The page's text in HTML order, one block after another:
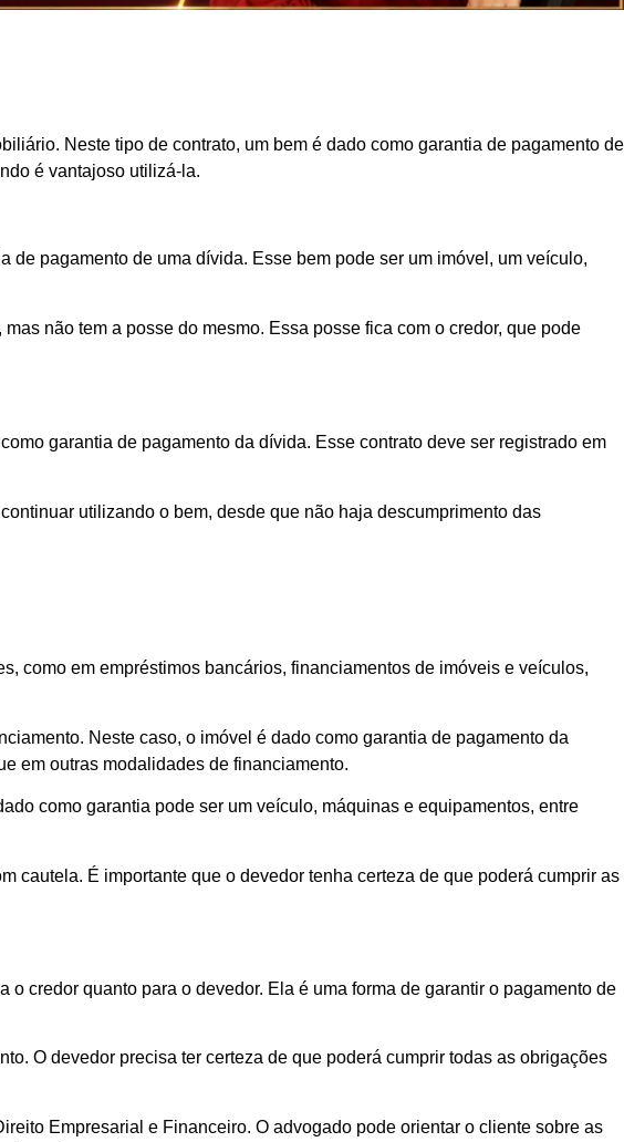
Neste tipo de contrato, um bem é dado como garantia de pagamento de
é vantajoso utilizá-la.
pagamento de uma dívida. Esse bem pode ser um imóvel, um veículo,
não tem a posse do mesmo. Essa posse fica com o credor, que pode
garantia de pagamento da dívida. Esse contrato deve ser registrado em
utilizando o bem, desde que não haja descumprimento das
como em empréstimos bancários, financiamentos de imóveis e veículos,
Neste caso, o imóvel é dado como garantia de pagamento da
em outras modalidades de financiamento.
como garantia pode ser um veículo, máquinas e equipamentos, entre
cautela. É importante que o devedor tenha certeza de que poderá cumprir as
credor quanto para o devedor. Ela é uma forma de garantir o pagamento de
O devedor precisa ter certeza de que poderá cumprir todas as obrigações
Empresarial e Financeiro. O advogado pode orientar o cliente sobre as